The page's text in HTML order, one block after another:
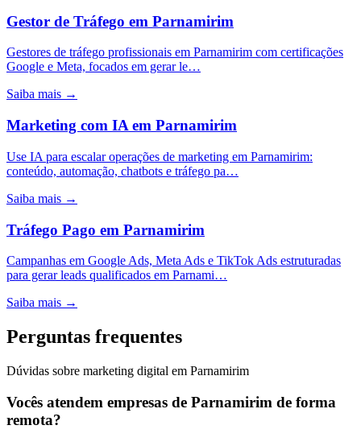
Gestor de Tráfego em Parnamirim
Gestores de tráfego profissionais em Parnamirim com certificações
Google e Meta, focados em gerar le…
Saiba mais →
Marketing com IA em Parnamirim
Use IA para escalar operações de marketing em Parnamirim:
conteúdo, automação, chatbots e tráfego pa…
Saiba mais →
Tráfego Pago em Parnamirim
Campanhas em Google Ads, Meta Ads e TikTok Ads estruturadas
para gerar leads qualificados em Parnami…
Saiba mais →
Perguntas frequentes
Dúvidas sobre marketing digital em Parnamirim
Vocês atendem empresas de Parnamirim de forma
remota?